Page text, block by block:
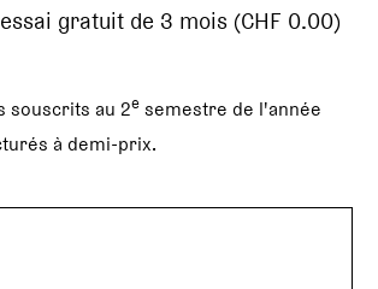
gratuit de 3 mois (CHF 0.00)
souscrits au 2e semestre de l'année
à demi-prix.